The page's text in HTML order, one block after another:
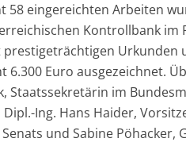
58 eingereichten Arbeiten
Kontrollbank im
Urkunden
6.300 Euro ausgezeichnet.
Staatssekretärin im
Dipl.-Ing. Hans Haider,
und Sabine Pöhacker,